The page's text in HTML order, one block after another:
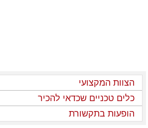
הצוות המקצועי
כלים טכניים שכדאי להכיר
הופעות בתקשורת